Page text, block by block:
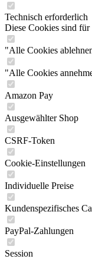
Technisch erforderlich
Diese Cookies sind
"Alle Cookies
"Alle Cookies
Amazon Pay
Ausgewählter Shop
CSRF-Token
Cookie-Einstellungen
Individuelle Preise
Kundenspezifisches
PayPal-Zahlungen
Session